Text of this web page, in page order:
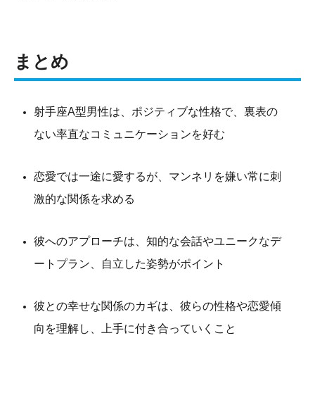
まとめ
射手座A型男性は、ポジティブな性格で、裏表の
ない率直なコミュニケーションを好む
恋愛では一途に愛するが、マンネリを嫌い常に刺
激的な関係を求める
彼へのアプローチは、知的な会話やユニークなデ
ートプラン、自立した姿勢がポイント
彼との幸せな関係のカギは、彼らの性格や恋愛傾
向を理解し、上手に付き合っていくこと